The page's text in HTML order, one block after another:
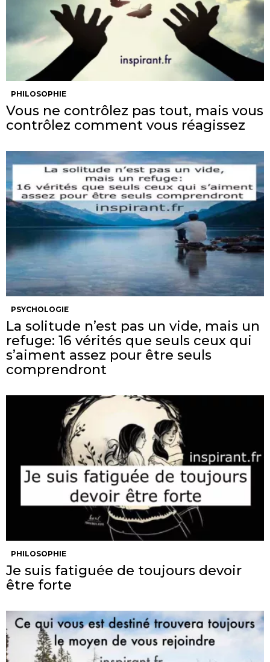
PHILOSOPHIE
Vous ne contrôlez pas tout, mais vous
contrôlez comment vous réagissez
PSYCHOLOGIE
La solitude n’est pas un vide, mais un
refuge: 16 vérités que seuls ceux qui
s’aiment assez pour être seuls
comprendront
PHILOSOPHIE
Je suis fatiguée de toujours devoir
être forte